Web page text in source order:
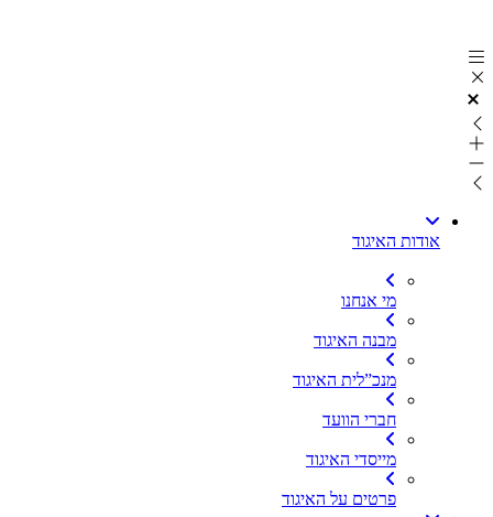
אודות האיגוד
מי אנחנו
מבנה האיגוד
מנכ”לית האיגוד
חברי הוועד
מייסדי האיגוד
פרטים על האיגוד